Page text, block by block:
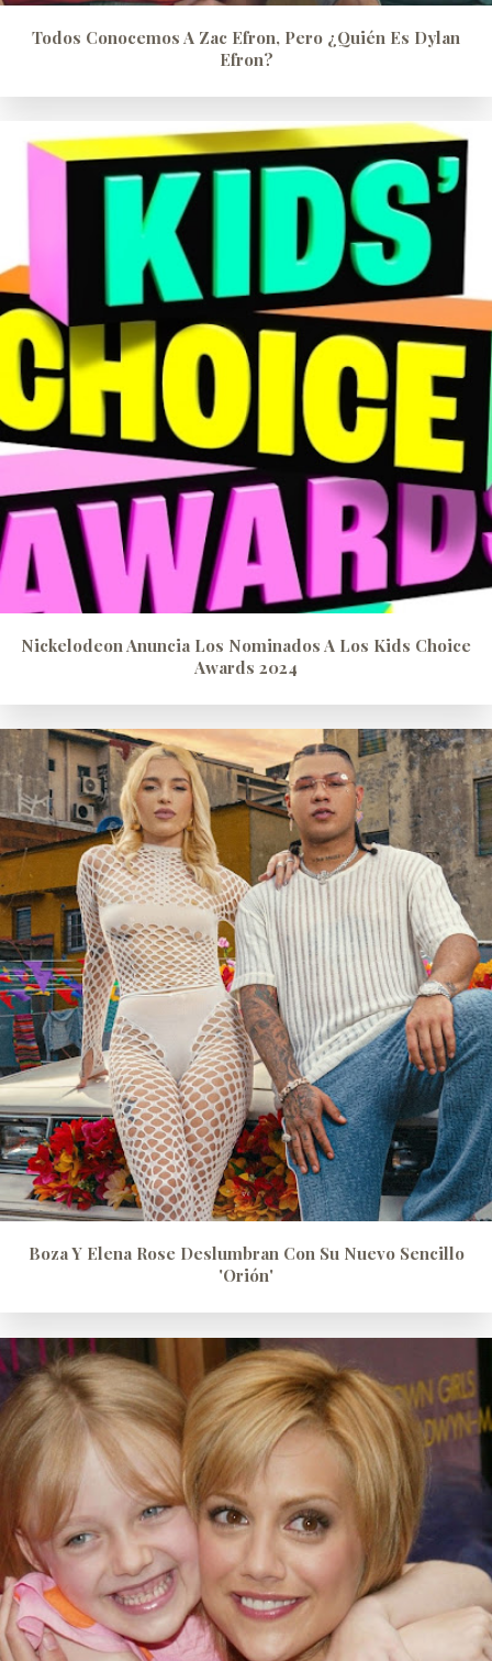
Todos Conocemos A Zac Efron, Pero ¿quién Es Dylan
Efron?
Nickelodeon Anuncia Los Nominados A Los Kids Choice
Awards 2024
Boza Y Elena Rose Deslumbran Con Su Nuevo Sencillo
'Orión'